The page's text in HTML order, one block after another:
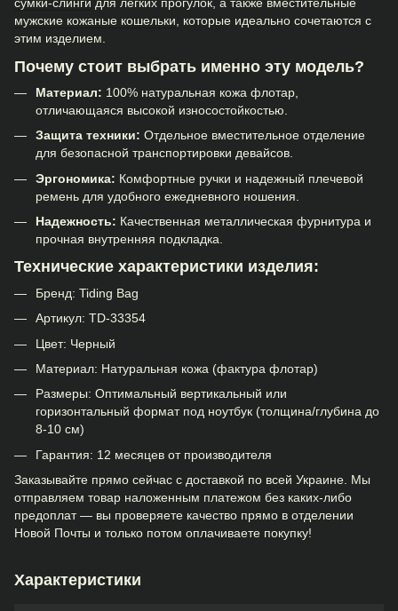
сумки-слинги для легких прогулок, а также вместительные
мужские кожаные кошельки, которые идеально сочетаются с
этим изделием.
Почему стоит выбрать именно эту модель?
Материал: 100% натуральная кожа флотар,
отличающаяся высокой износостойкостью.
Защита техники: Отдельное вместительное отделение
для безопасной транспортировки девайсов.
Эргономика: Комфортные ручки и надежный плечевой
ремень для удобного ежедневного ношения.
Надежность: Качественная металлическая фурнитура и
прочная внутренняя подкладка.
Технические характеристики изделия:
Бренд: Tiding Bag
Артикул: TD-33354
Цвет: Черный
Материал: Натуральная кожа (фактура флотар)
Размеры: Оптимальный вертикальный или
горизонтальный формат под ноутбук (толщина/глубина до
8-10 см)
Гарантия: 12 месяцев от производителя
Заказывайте прямо сейчас с доставкой по всей Украине. Мы
отправляем товар наложенным платежом без каких-либо
предоплат — вы проверяете качество прямо в отделении
Новой Почты и только потом оплачиваете покупку!
Характеристики